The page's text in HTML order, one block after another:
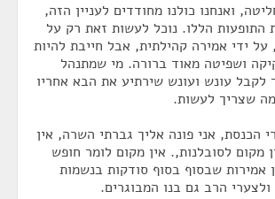
ואנחנו כולנו מחודדים לעניין הזה,
התופעות הללו. נוכל לעשות זאת רק על
על ידי אמירה קהילתית, אבל חייבת להיות
ושפיטה מאוד ברורה. מי שמתנהל
לקבל עונש ועונש שירתיע את הבא אחריו
שצריך לעשות.
הכנסת, אני פונה אליך גברתי השרה, אין
מקום לסובלנות,. אין מקום לומר חופש
אמירות שבסוף בסוף סודקות בנשמות
הרב גם בנו המבוגרים.